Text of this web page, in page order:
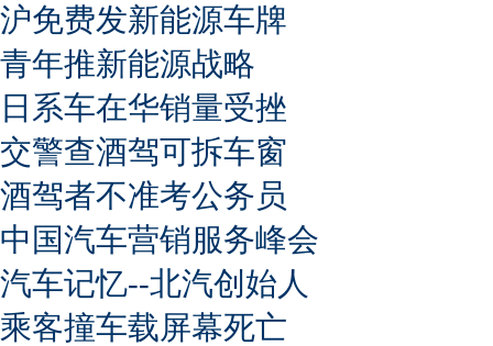
沪免费发新能源车牌
青年推新能源战略
日系车在华销量受挫
交警查酒驾可拆车窗
酒驾者不准考公务员
中国汽车营销服务峰会
汽车记忆--北汽创始人
乘客撞车载屏幕死亡